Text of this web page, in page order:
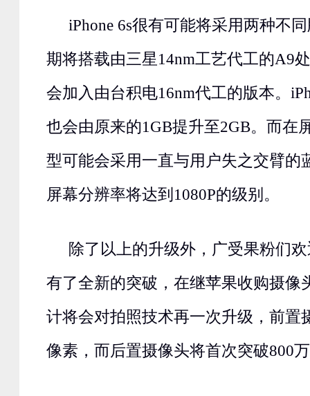
iPhone 6s很有可能将采用两种不
期将搭载由三星14nm工艺代工的A9
会加入由台积电16nm代工的版本。
也会由原来的1GB提升至2GB。而在
型可能会采用一直与用户失之交臂的
屏幕分辨率将达到1080P的级别。
除了以上的升级外，广受果粉们
有了全新的突破，在继苹果收购摄像
计将会对拍照技术再一次升级，前置
像素，而后置摄像头将首次突破800